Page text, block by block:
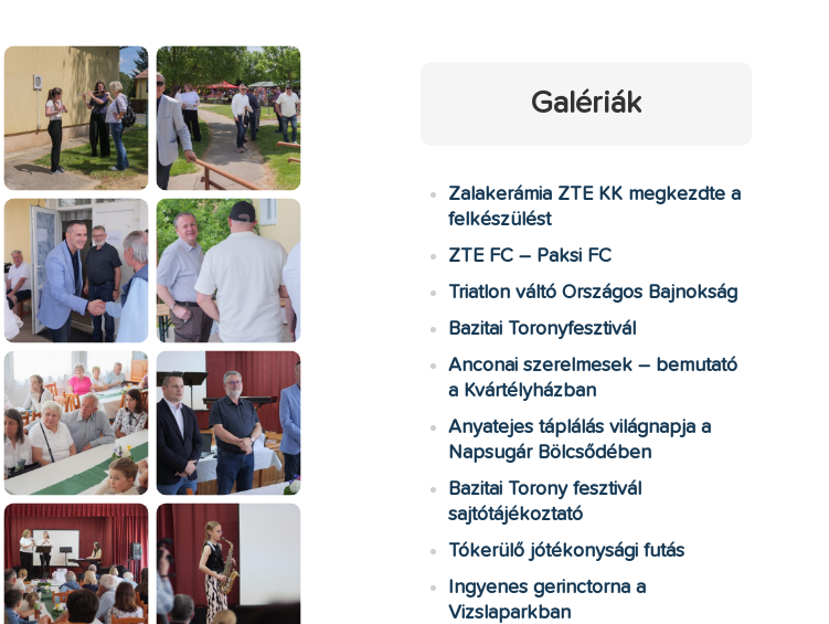
Galériák
Zalakerámia ZTE KK megkezdte a
felkészülést
ZTE FC – Paksi FC
Triatlon váltó Országos Bajnokság
Bazitai Toronyfesztivál
Anconai szerelmesek – bemutató
a Kvártélyházban
Anyatejes táplálás világnapja a
Napsugár Bölcsődében
Bazitai Torony fesztivál
sajtótájékoztató
Tókerülő jótékonysági futás
Ingyenes gerinctorna a
Vizslaparkban